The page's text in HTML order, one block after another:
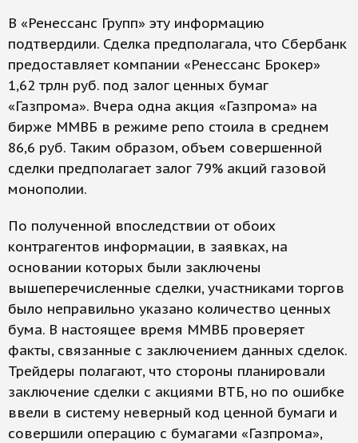
В «Ренессанс Групп» эту информацию
подтвердили. Сделка предполагала, что Сбербанк
предоставляет компании «Ренессанс Брокер»
1,62 трлн руб. под залог ценных бумаг
«Газпрома». Вчера одна акция «Газпрома» на
бирже ММВБ в режиме репо стоила в среднем
86,6 руб. Таким образом, объем совершенной
сделки предполагает залог 79% акций газовой
монополии.
По полученной впоследствии от обоих
контрагентов информации, в заявках, на
основании которых были заключены
вышеперечисленные сделки, участниками торгов
было неправильно указано количество ценных
бума. В настоящее время ММВБ проверяет
факты, связанные с заключением данных сделок.
Трейдеры полагают, что стороны планировали
заключение сделки с акциями ВТБ, но по ошибке
ввели в систему неверный код ценной бумаги и
совершили операцию с бумагами «Газпрома»,